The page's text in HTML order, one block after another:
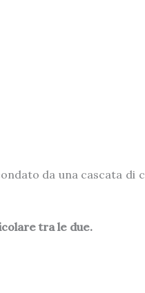
da una cascata di
tra le due.